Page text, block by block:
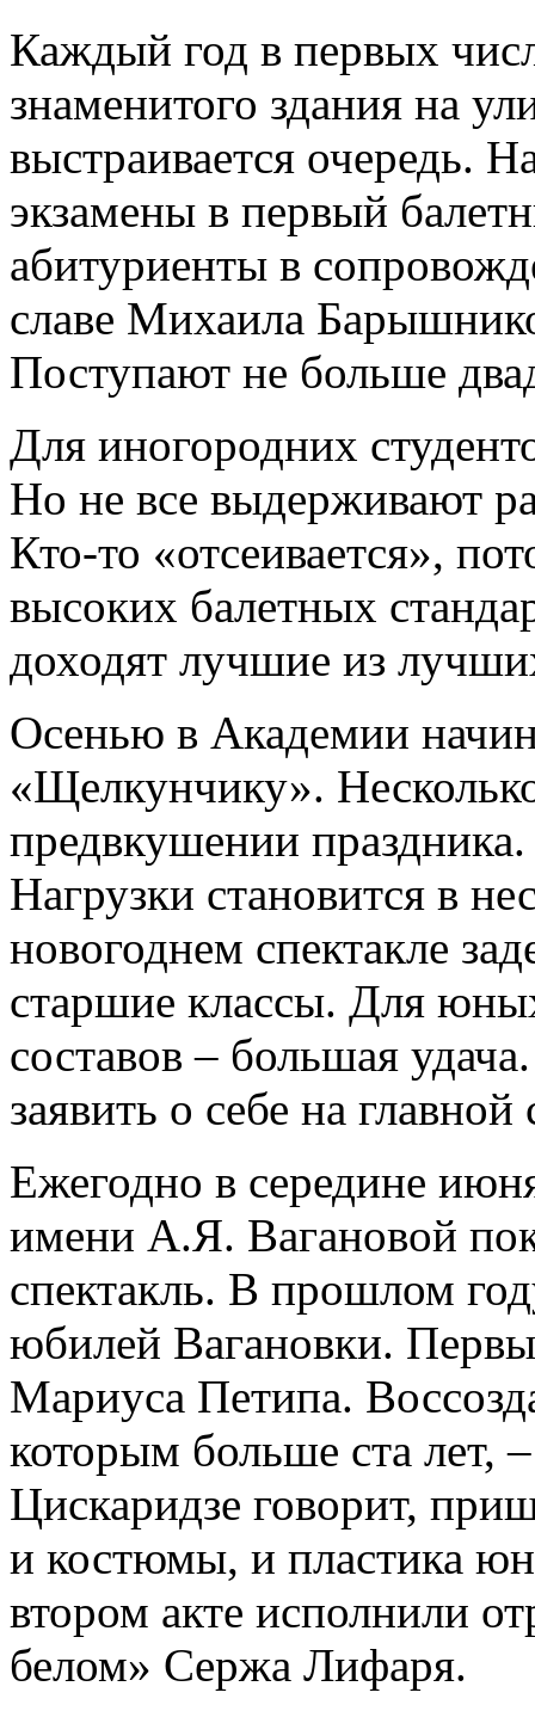
Каждый год в первых
знаменитого здания на
выстраивается очередь.
экзамены в первый
абитуриенты в
славе Михаила
Поступают не больше
Для иногородних
Но не все выдерживают
Кто-то «отсеивается»,
высоких балетных
доходят лучшие из
Осенью в Академии
«Щелкунчику».
предвкушении
Нагрузки становится в
новогоднем спектакле
старшие классы. Для
составов – большая
заявить о себе на
Ежегодно в середине
имени А.Я. Вагановой
спектакль. В прошлом
юбилей Вагановки.
Мариуса Петипа.
которым больше ста лет,
Цискаридзе говорит,
и костюмы, и пластика
втором акте исполнили
белом» Сержа Лифаря.